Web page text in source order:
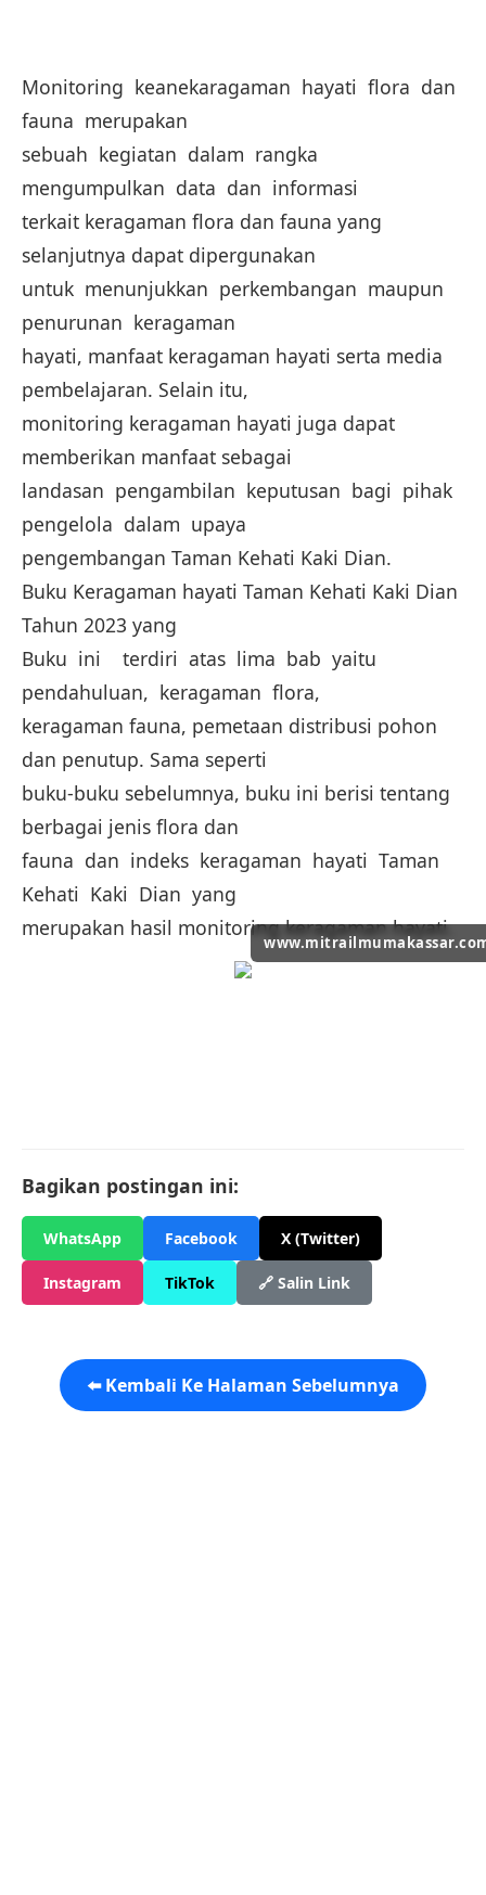
Monitoring keanekaragaman hayati flora dan
fauna merupakan
sebuah kegiatan dalam rangka
mengumpulkan data dan informasi
terkait keragaman flora dan fauna yang
selanjutnya dapat dipergunakan
untuk menunjukkan perkembangan maupun
penurunan keragaman
hayati, manfaat keragaman hayati serta media
pembelajaran. Selain itu,
monitoring keragaman hayati juga dapat
memberikan manfaat sebagai
landasan pengambilan keputusan bagi pihak
pengelola dalam upaya
pengembangan Taman Kehati Kaki Dian.
Buku Keragaman hayati Taman Kehati Kaki Dian
Tahun 2023 yang
Buku ini terdiri atas lima bab yaitu
pendahuluan, keragaman flora,
keragaman fauna, pemetaan distribusi pohon
dan penutup. Sama seperti
buku-buku sebelumnya, buku ini berisi tentang
berbagai jenis flora dan
fauna dan indeks keragaman hayati Taman
Kehati Kaki Dian yang
merupakan hasil monitoring keragaman hayati.
Bagikan postingan ini:
WhatsApp Facebook X (Twitter)
Instagram TikTok 🔗 Salin Link
⬅️ Kembali Ke Halaman Sebelumnya